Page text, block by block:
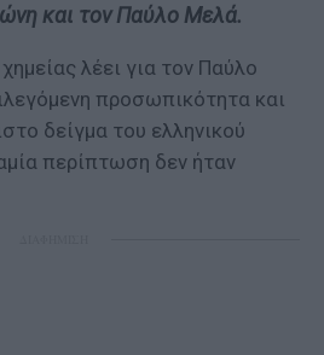
και τον Παύλο Μελά.
λέει για τον Παύλο
προσωπικότητα και
δείγμα του ελληνικού
περίπτωση δεν ήταν